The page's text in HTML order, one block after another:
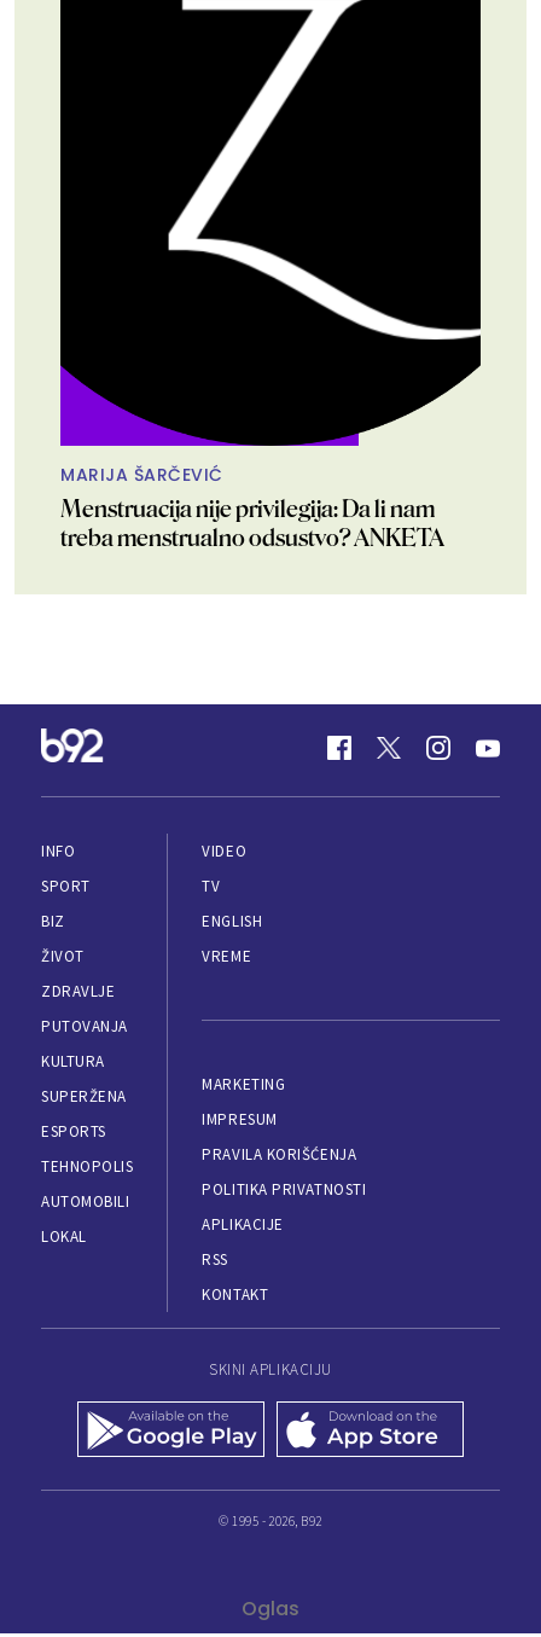
MARIJA ŠARČEVIĆ
Menstruacija nije privilegija: Da li nam
treba menstrualno odsustvo? ANKETA
INFO
SPORT
BIZ
ŽIVOT
ZDRAVLJE
PUTOVANJA
KULTURA
SUPERŽENA
ESPORTS
TEHNOPOLIS
AUTOMOBILI
LOKAL
VIDEO
TV
ENGLISH
VREME
MARKETING
IMPRESUM
PRAVILA KORIŠĆENJA
POLITIKA PRIVATNOSTI
APLIKACIJE
RSS
KONTAKT
SKINI APLIKACIJU
© 1995 - 2026, B92